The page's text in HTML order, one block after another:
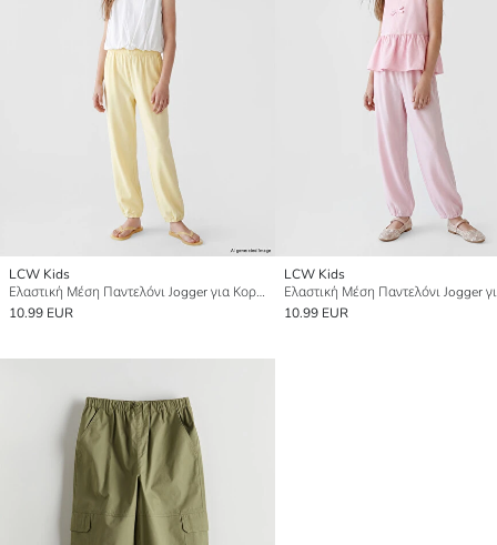
LCW Kids
Ελαστική Μέση Παντελόνι Jogger για Κορίτσια
10.99 EUR
LCW Kids
10.99 EUR